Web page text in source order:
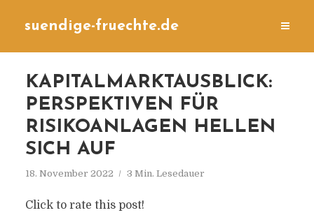
suendige-fruechte.de
KAPITALMARKTAUSBLICK:
PERSPEKTIVEN FÜR
RISIKOANLAGEN HELLEN
SICH AUF
18. November 2022 3 Min. Lesedauer
Click to rate this post!